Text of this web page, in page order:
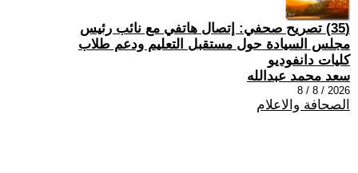
(35) تصريح صحفي: إتصال هاتفي مع نائب رئيس
مجلس السيادة حول مستقبل التعليم ودعم طلاب
كليات دانفوديو
سعد محمد عبدالله
2026 / 8 / 8
الصحافة والاعلام